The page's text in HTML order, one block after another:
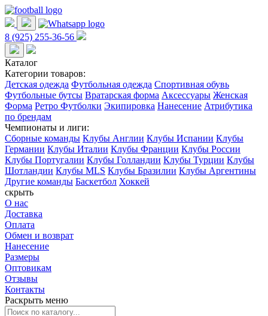
8 (925) 255-36-56
Каталог
Категории товаров:
Детская одежда Футбольная одежда Спортивная обувь
Футбольные бутсы Вратарская форма Аксессуары Женская
Форма Ретро Футболки Экипировка Нанесение Атрибутика
по брендам
Чемпионаты и лиги:
Сборные команды Клубы Англии Клубы Испании Клубы
Германии Клубы Италии Клубы Франции Клубы России
Клубы Португалии Клубы Голландии Клубы Турции Клубы
Шотландии Клубы MLS Клубы Бразилии Клубы Аргентины
Другие команды Баскетбол Хоккей
скрыть
О нас
Доставка
Оплата
Обмен и возврат
Нанесение
Размеры
Оптовикам
Отзывы
Контакты
Раскрыть меню